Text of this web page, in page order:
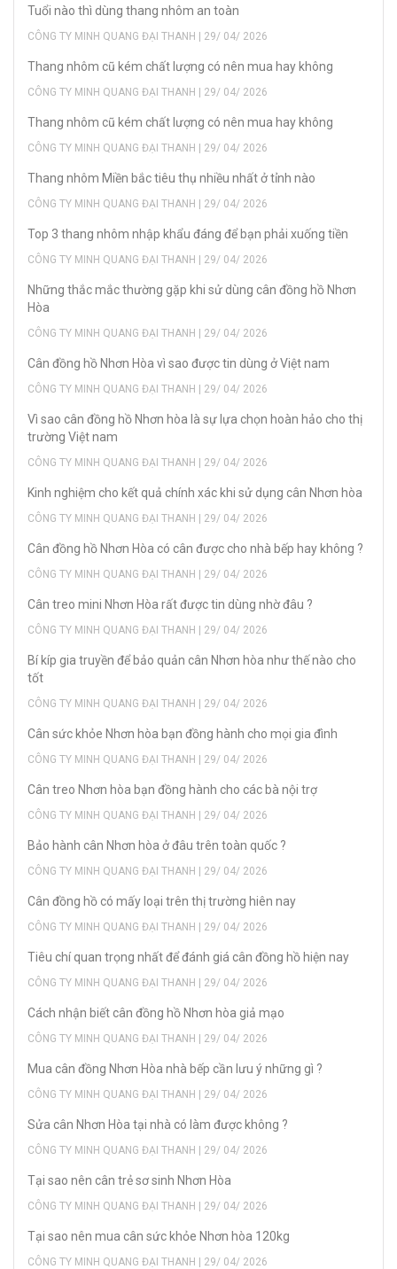
Tuổi nào thì dùng thang nhôm an toàn
CÔNG TY MINH QUANG ĐẠI THANH | 29/ 04/ 2026
Thang nhôm cũ kém chất lượng có nên mua hay không
CÔNG TY MINH QUANG ĐẠI THANH | 29/ 04/ 2026
Thang nhôm cũ kém chất lượng có nên mua hay không
CÔNG TY MINH QUANG ĐẠI THANH | 29/ 04/ 2026
Thang nhôm Miền bắc tiêu thụ nhiều nhất ở tỉnh nào
CÔNG TY MINH QUANG ĐẠI THANH | 29/ 04/ 2026
Top 3 thang nhôm nhập khẩu đáng để bạn phải xuống tiền
CÔNG TY MINH QUANG ĐẠI THANH | 29/ 04/ 2026
Những thắc mắc thường gặp khi sử dùng cân đồng hồ Nhơn
Hòa
CÔNG TY MINH QUANG ĐẠI THANH | 29/ 04/ 2026
Cân đồng hồ Nhơn Hòa vì sao được tin dùng ở Việt nam
CÔNG TY MINH QUANG ĐẠI THANH | 29/ 04/ 2026
Vì sao cân đồng hồ Nhơn hòa là sự lựa chọn hoàn hảo cho thị
trường Việt nam
CÔNG TY MINH QUANG ĐẠI THANH | 29/ 04/ 2026
Kinh nghiệm cho kết quả chính xác khi sử dụng cân Nhơn hòa
CÔNG TY MINH QUANG ĐẠI THANH | 29/ 04/ 2026
Cân đồng hồ Nhơn Hòa có cân được cho nhà bếp hay không ?
CÔNG TY MINH QUANG ĐẠI THANH | 29/ 04/ 2026
Cân treo mini Nhơn Hòa rất được tin dùng nhờ đâu ?
CÔNG TY MINH QUANG ĐẠI THANH | 29/ 04/ 2026
Bí kíp gia truyền để bảo quản cân Nhơn hòa như thế nào cho
tốt
CÔNG TY MINH QUANG ĐẠI THANH | 29/ 04/ 2026
Cân sức khỏe Nhơn hòa bạn đồng hành cho mọi gia đình
CÔNG TY MINH QUANG ĐẠI THANH | 29/ 04/ 2026
Cân treo Nhơn hòa bạn đồng hành cho các bà nội trợ
CÔNG TY MINH QUANG ĐẠI THANH | 29/ 04/ 2026
Bảo hành cân Nhơn hòa ở đâu trên toàn quốc ?
CÔNG TY MINH QUANG ĐẠI THANH | 29/ 04/ 2026
Cân đồng hồ có mấy loại trên thị trường hiên nay
CÔNG TY MINH QUANG ĐẠI THANH | 29/ 04/ 2026
Tiêu chí quan trọng nhất để đánh giá cân đồng hồ hiện nay
CÔNG TY MINH QUANG ĐẠI THANH | 29/ 04/ 2026
Cách nhận biết cân đồng hồ Nhơn hòa giả mạo
CÔNG TY MINH QUANG ĐẠI THANH | 29/ 04/ 2026
Mua cân đồng Nhơn Hòa nhà bếp cần lưu ý những gì ?
CÔNG TY MINH QUANG ĐẠI THANH | 29/ 04/ 2026
Sửa cân Nhơn Hòa tại nhà có làm được không ?
CÔNG TY MINH QUANG ĐẠI THANH | 29/ 04/ 2026
Tại sao nên cân trẻ sơ sinh Nhơn Hòa
CÔNG TY MINH QUANG ĐẠI THANH | 29/ 04/ 2026
Tại sao nên mua cân sức khỏe Nhơn hòa 120kg
CÔNG TY MINH QUANG ĐẠI THANH | 29/ 04/ 2026